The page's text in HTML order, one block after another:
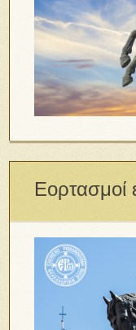
Εορτασμοί